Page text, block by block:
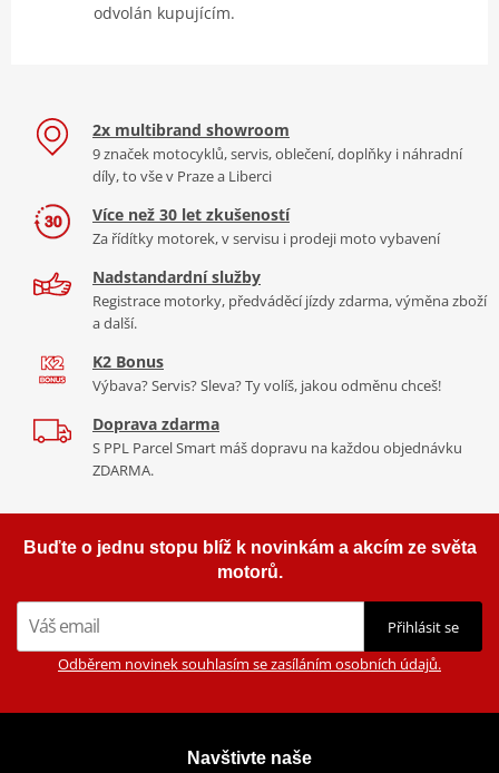
odvolán kupujícím.
2x multibrand showroom
9 značek motocyklů, servis, oblečení, doplňky i náhradní
díly, to vše v Praze a Liberci
Více než 30 let zkušeností
Za řídítky motorek, v servisu i prodeji moto vybavení
Nadstandardní služby
Registrace motorky, předváděcí jízdy zdarma, výměna zboží
a další.
K2 Bonus
Výbava? Servis? Sleva? Ty volíš, jakou odměnu chceš!
Doprava zdarma
S PPL Parcel Smart máš dopravu na každou objednávku
ZDARMA.
Buďte o jednu stopu blíž k novinkám a akcím ze světa
motorů.
Přihlásit se
Odběrem novinek souhlasím se zasíláním osobních údajů.
Navštivte naše